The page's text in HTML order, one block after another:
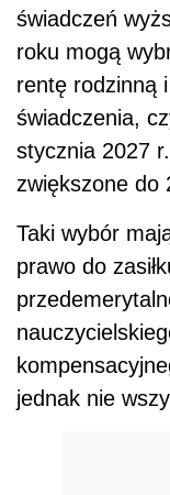
świadczeń
roku mogą
rentę rodzinną
świadczenia,
stycznia 2027
zwiększone do
Taki wybór
prawo do
jednak nie